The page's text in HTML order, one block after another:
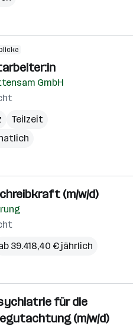
GmbH
Teilzeit
(m/w/d)
39.418,40 € jährlich
für die
(m/w/d)